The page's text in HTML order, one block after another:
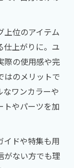
上位のアイテム
仕上がりに。ユ
際の使用感や完
はのメリットで
ワンカラーや
トやパーツを加
イドや特集も用
がない方でも理